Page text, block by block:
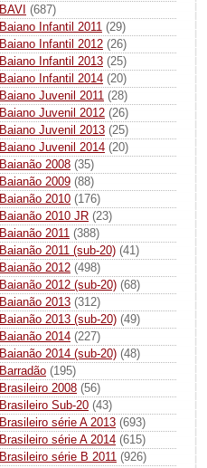
BAVI (687)
Baiano Infantil 2011 (29)
Baiano Infantil 2012 (26)
Baiano Infantil 2013 (25)
Baiano Infantil 2014 (20)
Baiano Juvenil 2011 (28)
Baiano Juvenil 2012 (26)
Baiano Juvenil 2013 (25)
Baiano Juvenil 2014 (20)
Baianão 2008 (35)
Baianão 2009 (88)
Baianão 2010 (176)
Baianão 2010 JR (23)
Baianão 2011 (388)
Baianão 2011 (sub-20) (41)
Baianão 2012 (498)
Baianão 2012 (sub-20) (68)
Baianão 2013 (312)
Baianão 2013 (sub-20) (49)
Baianão 2014 (227)
Baianão 2014 (sub-20) (48)
Barradão (195)
Brasileiro 2008 (56)
Brasileiro Sub-20 (43)
Brasileiro série A 2013 (693)
Brasileiro série A 2014 (615)
Brasileiro série B 2011 (926)